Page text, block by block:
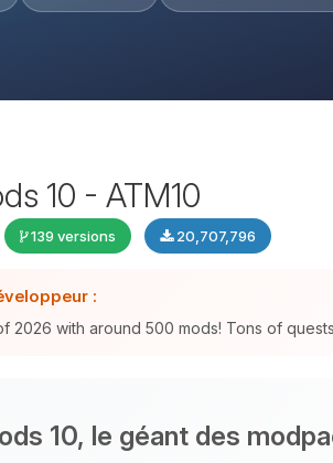
10 - ATM10
139 versions 20,707,796
:
2026 with around 500 mods! Tons of
10, le géant des